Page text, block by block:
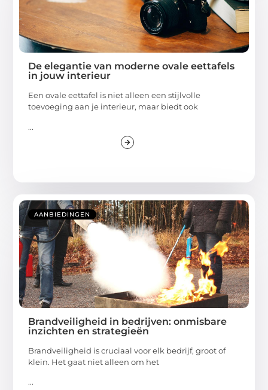
De elegantie van moderne ovale eettafels
in jouw interieur
Een ovale eettafel is niet alleen een stijlvolle
toevoeging aan je interieur, maar biedt ook
...
AANBIEDINGEN
Brandveiligheid in bedrijven: onmisbare
inzichten en strategieën
Brandveiligheid is cruciaal voor elk bedrijf, groot of
klein. Het gaat niet alleen om het
...